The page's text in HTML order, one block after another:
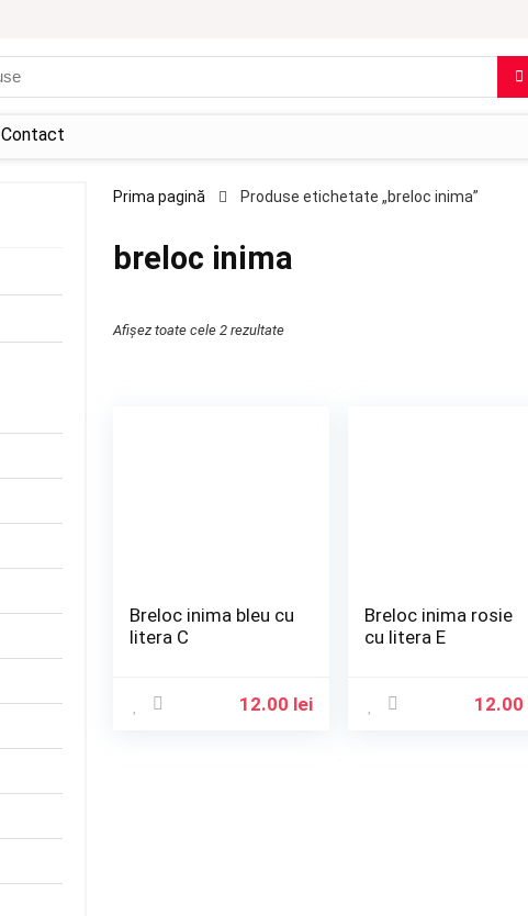
Contact
Prima pagină Produse etichetate „breloc inima”
breloc inima
Afișez toate cele 2 rezultate
Breloc inima bleu cu
litera C
12.00 lei
Breloc inima rosie
cu litera E
12.00